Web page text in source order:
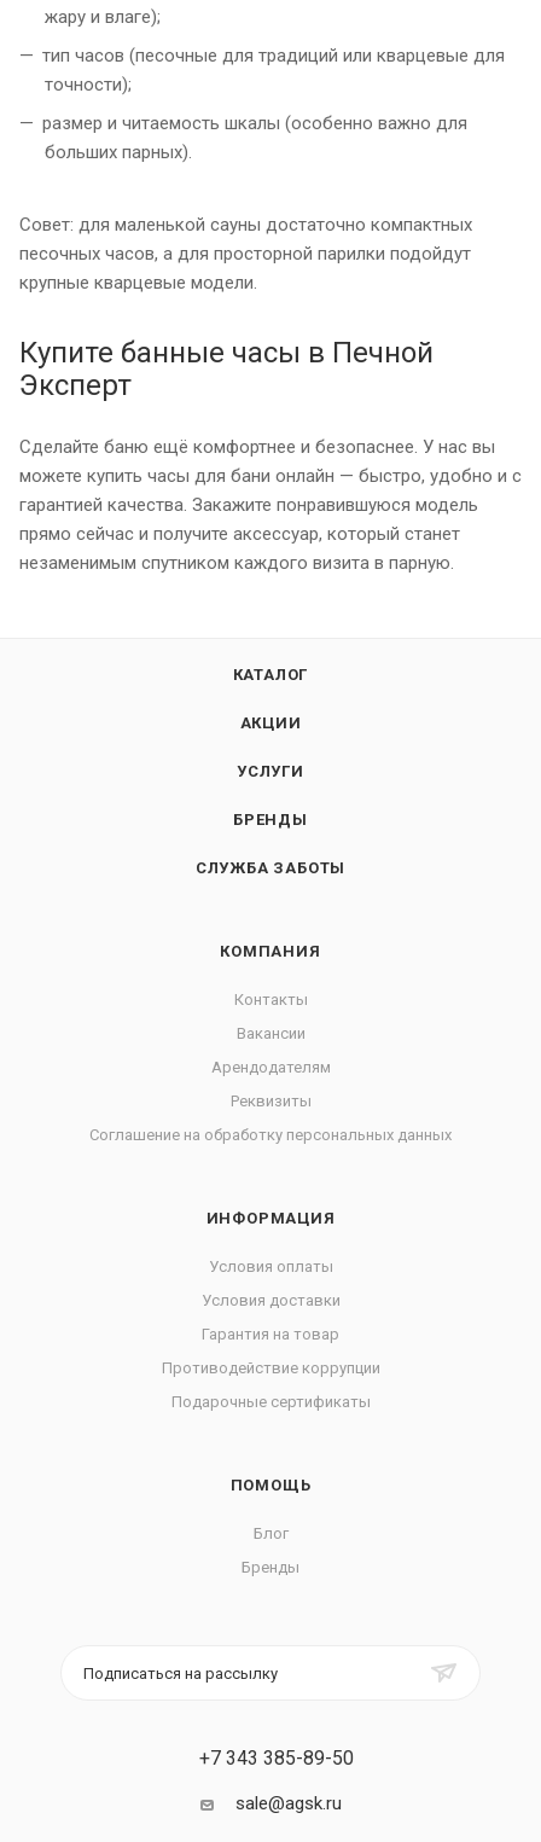
жару и влаге);
тип часов (песочные для традиций или кварцевые для
точности);
размер и читаемость шкалы (особенно важно для
больших парных).
Совет: для маленькой сауны достаточно компактных
песочных часов, а для просторной парилки подойдут
крупные кварцевые модели.
Купите банные часы в Печной
Эксперт
Сделайте баню ещё комфортнее и безопаснее. У нас вы
можете купить часы для бани онлайн — быстро, удобно и с
гарантией качества. Закажите понравившуюся модель
прямо сейчас и получите аксессуар, который станет
незаменимым спутником каждого визита в парную.
КАТАЛОГ
АКЦИИ
УСЛУГИ
БРЕНДЫ
СЛУЖБА ЗАБОТЫ
КОМПАНИЯ
Контакты
Вакансии
Арендодателям
Реквизиты
Соглашение на обработку персональных данных
ИНФОРМАЦИЯ
Условия оплаты
Условия доставки
Гарантия на товар
Противодействие коррупции
Подарочные сертификаты
ПОМОЩЬ
Блог
Бренды
Подписаться на рассылку
+7 343 385-89-50
sale@agsk.ru